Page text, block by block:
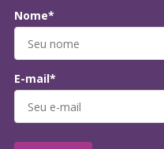
Nome*
E-mail*